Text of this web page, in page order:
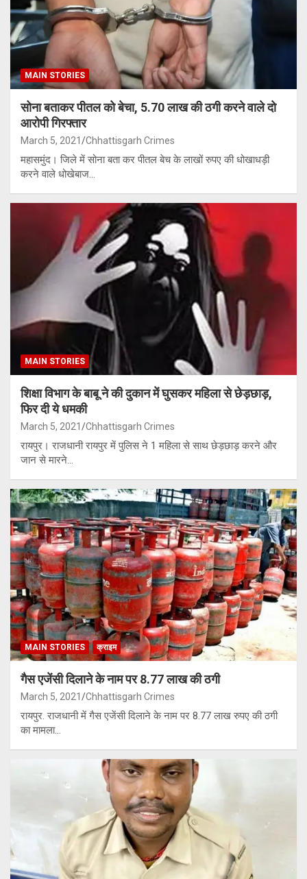
MAIN STORIES
सोना बताकर पीतल को बेचा, 5.70 लाख की ठगी करने वाले दो
आरोपी गिरफ्तार
March 5, 2021 Chhattisgarh Crimes
महासमुंद। जिले में सोना बता कर पीतल बेच के लाखों रुपए की धोखाधड़ी
करने वाले धोखेबाज…
MAIN STORIES
शिक्षा विभाग के बाबू ने की दुकान में घुसकर महिला से छेड़छाड़,
फिर दी ये धमकी
March 5, 2021 Chhattisgarh Crimes
रायपुर। राजधानी रायपुर में पुलिस ने 1 महिला से साथ छेड़छाड़ करने और
जान से मारने…
MAIN STORIES क्राइम
गैस एजेंसी दिलाने के नाम पर 8.77 लाख की ठगी
March 5, 2021 Chhattisgarh Crimes
रायपुर. राजधानी में गैस एजेंसी दिलाने के नाम पर 8.77 लाख रुपए की ठगी
का मामला…